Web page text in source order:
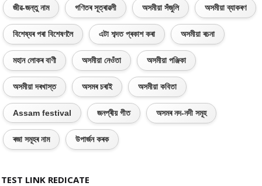
জীৱ-জন্তু নাম গণিতৰ সূত্ৰাৱলী অসমীয়া সঁজুলি অসমীয়া ব্যাকৰণ
বিশেষ্যৰ পৰা বিশেষণলৈ এটা শব্দত প্ৰকাশ কৰা অসমীয়া ৰচনা
মহান লোকৰ বাণী অসমীয়া নেওঁতা অসমীয়া পঞ্জিকা
অসমীয়া দৰখাস্ত অসমৰ চৰাই অসমীয়া কবিতা
Assam festival জনপ্ৰীয় গীত অসমৰ নদ-নদী সমূহ
ৰজা সমূহৰ নাম উপাৰ্জন কৰক
TEST LINK REDICATE